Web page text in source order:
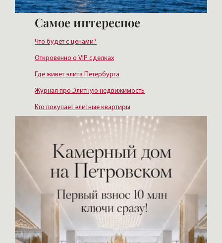
Самое интересное
Что будет с ценами?
Откровенно о VIP сделках
Где живет элита Петербурга
Журнал про Элитную недвижимость
Кто покупает элитные квартиры